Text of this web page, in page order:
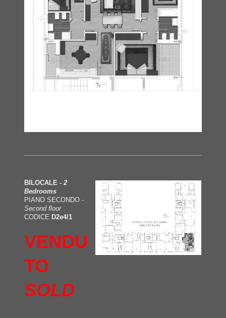
BILOCALE - 2
Bedrooms
PIANO SECONDO -
Second floor
CODICE D2e4/1
VENDU
TO
SOLD